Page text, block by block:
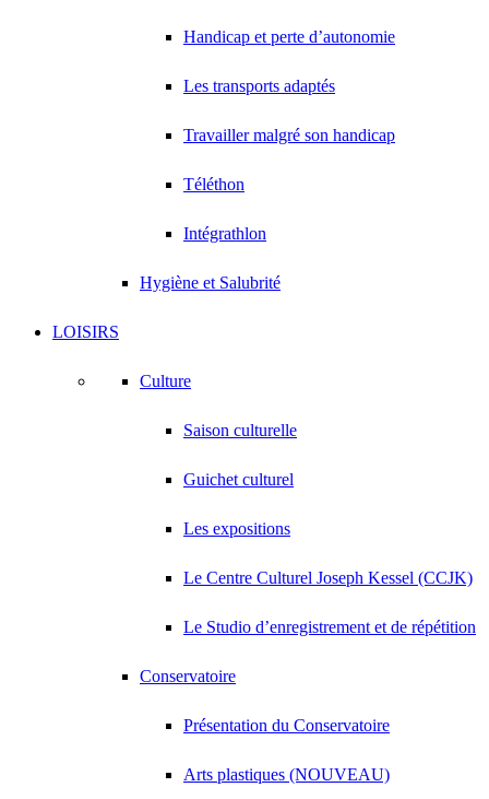
Handicap et perte d’autonomie
Les transports adaptés
Travailler malgré son handicap
Téléthon
Intégrathlon
Hygiène et Salubrité
LOISIRS
Culture
Saison culturelle
Guichet culturel
Les expositions
Le Centre Culturel Joseph Kessel (CCJK)
Le Studio d’enregistrement et de répétition
Conservatoire
Présentation du Conservatoire
Arts plastiques (NOUVEAU)